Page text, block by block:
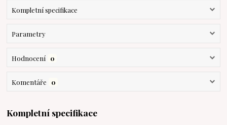
Kompletní specifikace
Parametry
Hodnocení 0
Komentáře 0
Kompletní specifikace